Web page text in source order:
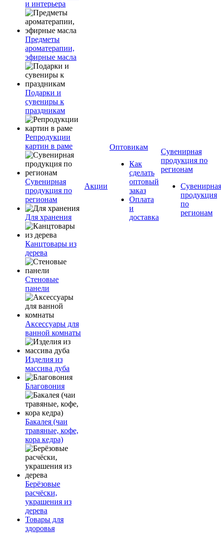
и интерьера
Предметы
ароматерапии,
эфирные масла
Подарки и
сувениры к
праздникам
Репродукции
картин в раме
Сувенирная
продукция по
регионам
Для хранения
Канцтовары из
дерева
Стеновые
панели
Аксессуары для
ванной комнаты
Изделия из
массива дуба
Благовония
Бакалея (чаи
травяные, кофе,
кора кедра)
Берёзовые
расчёски,
украшения из
дерева
Товары для
здоровья
Акции
Оптовикам
Как
сделать
оптовый
заказ
Оплата
и
доставка
Сувенирная
продукция по
регионам
Сувенирная
продукция
по
регионам